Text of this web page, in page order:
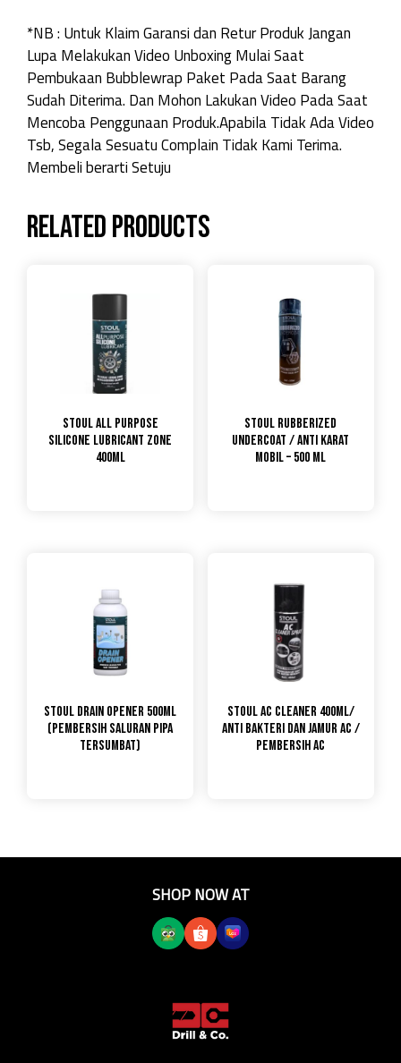
*NB : Untuk Klaim Garansi dan Retur Produk Jangan
Lupa Melakukan Video Unboxing Mulai Saat
Pembukaan Bubblewrap Paket Pada Saat Barang
Sudah Diterima. Dan Mohon Lakukan Video Pada Saat
Mencoba Penggunaan Produk.Apabila Tidak Ada Video
Tsb, Segala Sesuatu Complain Tidak Kami Terima.
Membeli berarti Setuju
Related products
STOUL All Purpose
Silicone Lubricant Zone
400ml
STOUL Rubberized
Undercoat / Anti Karat
Mobil – 500 Ml
Stoul Drain Opener 500ml
(Pembersih Saluran Pipa
Tersumbat)
STOUL AC CLEANER 400ML/
ANTI BAKTERI DAN JAMUR AC /
PEMBERSIH AC
SHOP NOW AT